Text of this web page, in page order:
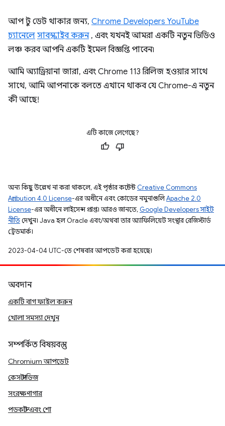
আপ টু ডেট থাকার জন্য, Chrome Developers YouTube
চ্যানেলে সাবস্ক্রাইব করুন, এবং যখনই আমরা একটি নতুন ভিডিও
লঞ্চ করব আপনি একটি ইমেল বিজ্ঞপ্তি পাবেন৷
আমি অ্যাড্রিয়ানা জারা, এবং Chrome 113 রিলিজ হওয়ার সাথে
সাথে, আমি আপনাকে বলতে এখানে থাকব যে Chrome-এ নতুন
কী আছে!
এটি কাজে লেগেছে?
অন্য কিছু উল্লেখ না করা থাকলে, এই পৃষ্ঠার কন্টেন্ট Creative Commons
Attribution 4.0 License-এর অধীনে এবং কোডের নমুনাগুলিApache 2.0
License-এর অধীনে লাইসেন্স প্রাপ্ত। আরও জানতে, Google Developers সাইট
নীতিদেখুন। Java হল Oracle এবং/অথবা তার অ্যাফিলিয়েট সংস্থার রেজিস্টার্ড
ট্রেডমার্ক।
2023-04-04 UTC-তে শেষবার আপডেট করা হয়েছে।
অবদান
একটি বাগ ফাইল করুন
খোলা সমস্যা দেখুন
সম্পর্কিত বিষয়বস্তু
Chromium আপডেট
কেস স্টাডিজ
সংরক্ষণাগার
পডকাস্ট এবং শো